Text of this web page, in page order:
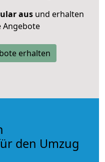
ausund erhalten
Angebote
erhalten
den Umzug